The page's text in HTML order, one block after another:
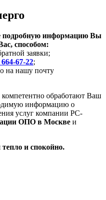
подробную информацию Вы
способом:
заявки;
67-22;
на нашу почту
обработают Ваш
информацию о
услуг компании РС-
ОПО в Москве и
и спокойно.